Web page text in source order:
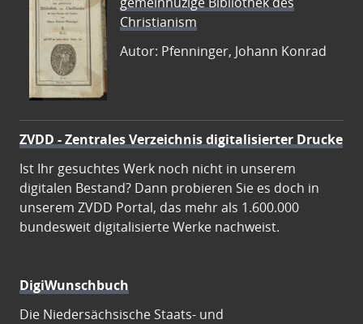
Christianism
Autor: Pfenninger, Johann Konrad
ZVDD - Zentrales Verzeichnis digitalisierter Drucke
Ist Ihr gesuchtes Werk noch nicht in unserem
digitalen Bestand? Dann probieren Sie es doch in
unserem ZVDD Portal, das mehr als 1.600.000
bundesweit digitalisierte Werke nachweist.
DigiWunschbuch
Die Niedersächsische Staats- und